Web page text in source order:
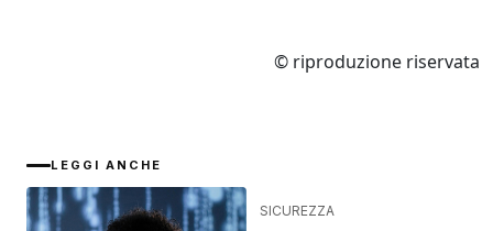
© riproduzione riservata
LEGGI ANCHE
SICUREZZA